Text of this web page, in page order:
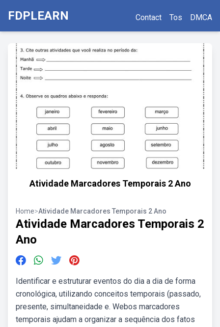
FDPLEARN Contact Tos DMCA
Atividade Marcadores Temporais 2 Ano
Home>Atividade Marcadores Temporais 2 Ano
Atividade Marcadores Temporais 2
Ano
Identificar e estruturar eventos do dia a dia de forma
cronológica, utilizando conceitos temporais (passado,
presente, simultaneidade e. Webos marcadores
temporais ajudam a organizar a sequência dos fatos